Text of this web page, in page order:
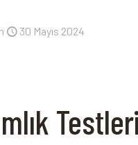
30 Mayıs 2024